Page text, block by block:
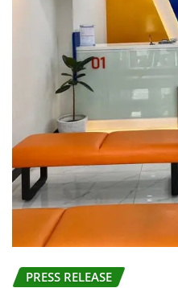
PRESS RELEASE